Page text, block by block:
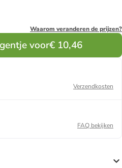
Waarom veranderen de prijzen?
voor€ 10,46
Verzendkosten
FAQ bekijken